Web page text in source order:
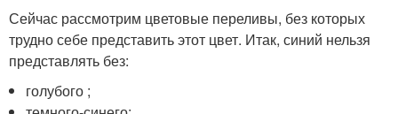
Сейчас рассмотрим цветовые переливы, без которых
трудно себе представить этот цвет. Итак, синий нельзя
представлять без:
голубого ;